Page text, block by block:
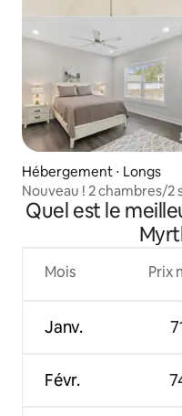
Hébergement ⋅ Longs
Nouveau ! 2 chambres/2
North Myrtle Beach
Quel est le
Mois
Janv.
Févr.
Prix